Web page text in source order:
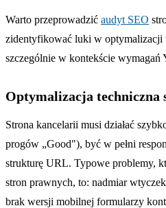
Warto przeprowadzić audyt SEO
zidentyfikować luki w optymalizacji
szczególnie w kontekście
Optymalizacja techniczna
Strona kancelarii musi działać
progów „Good"), być w pełni
strukturę URL. Typowe problemy,
stron prawnych, to: nadmiar
brak wersji mobilnej formularzy